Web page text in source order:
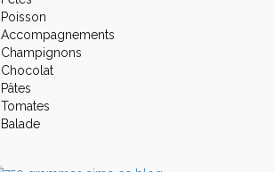
Poisson
Accompagnements
Champignons
Chocolat
Pâtes
Tomates
Balade